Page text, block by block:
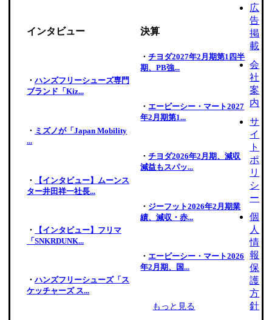
インタビュー
・ハンズフリーシューズ専門
ブランド「Kiz...
・ ミズノが「Japan Mobility
...
・
【インタビュー】ムーンス
ター井田祥一社長...
・
【インタビュー】フリマ
「SNKRDUNK...
・ハンズフリーシューズ「ス
ケッチャーズ ス...
決算
・チヨダ2027年2月期第1四半
期、PB強...
・ エービーシー・マート2027
年2月期第1...
・チヨダ2026年2月期、減収
減益もスパッ...
・ ジーフット2026年2月期業
績、減収・赤...
・ エービーシー・マート2026
年2月期、国...
もっと見る
広
告
掲
載
会
社
案
内
サ
イ
ト
ポ
リ
シ
ー
個
人
情
報
保
護
方
針